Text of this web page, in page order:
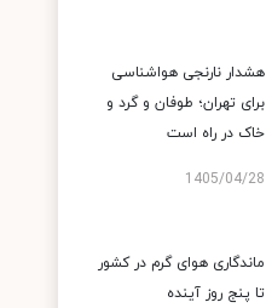
هشدار نارنجی هواشناسی
برای تهران؛ طوفان و گرد و
خاک در راه است
1405/04/28
ماندگاری هوای گرم در کشور
تا پنج روز آینده